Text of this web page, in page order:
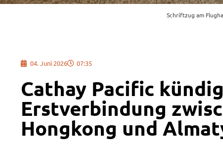
Schriftzug am
04. Juni 2026 07:35
Cathay Pacific
Erstverbindung
Hongkong und